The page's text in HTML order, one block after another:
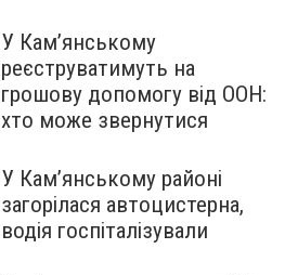
У Кам’янському
реєструватимуть на
грошову допомогу від ООН:
хто може звернутися
У Кам’янському районі
загорілася автоцистерна,
водія госпіталізували